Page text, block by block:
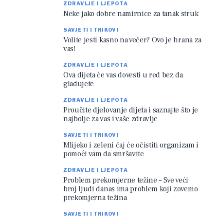
ZDRAVLJE I LJEPOTA
Neke jako dobre namirnice za tanak struk
SAVJETI I TRIKOVI
Volite jesti kasno na večer? Ovo je hrana za
vas!
ZDRAVLJE I LJEPOTA
Ova dijeta će vas dovesti u red bez da
gladujete
ZDRAVLJE I LJEPOTA
Proučite djelovanje dijeta i saznajte što je
najbolje za vas i vaše zdravlje
SAVJETI I TRIKOVI
Mlijeko i zeleni čaj će očistiti organizam i
pomoći vam da smršavite
ZDRAVLJE I LJEPOTA
Problem prekomjerne težine – Sve veći
broj ljudi danas ima problem koji zovemo
prekomjerna težina
SAVJETI I TRIKOVI